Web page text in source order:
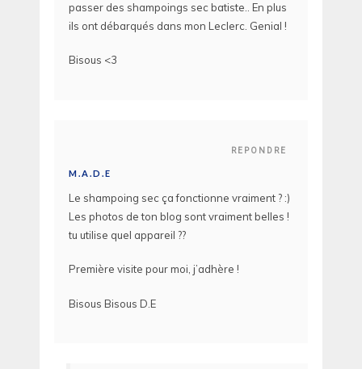
passer des shampoings sec batiste.. En plus
ils ont débarqués dans mon Leclerc. Genial !
Bisous <3
REPONDRE
M.A.D.E
Le shampoing sec ça fonctionne vraiment ? :)
Les photos de ton blog sont vraiment belles !
tu utilise quel appareil ??
Première visite pour moi, j’adhère !
Bisous Bisous D.E